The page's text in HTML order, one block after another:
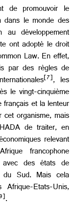
de promouvoir le
dans le monde des
développement
ont adopté le droit
Law. En effet,
par des règles de
[7], les
le vingt-cinquième
et la lenteur
organisme, mais
de traiter, en
relevant
francophone
avec des états de
du Sud. Mais cela
Etats-Unis,
.